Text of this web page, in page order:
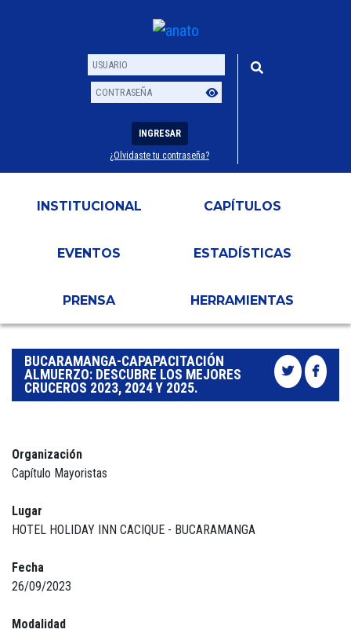
Usuario
Contraseña
INGRESAR
¿Olvidaste tu contraseña?
INSTITUCIONAL CAPÍTULOS
EVENTOS ESTADÍSTICAS
PRENSA HERRAMIENTAS
BUCARAMANGA-CAPAPACITACIÓN
ALMUERZO: DESCUBRE LOS MEJORES
CRUCEROS 2023, 2024 Y 2025.
Organización
Capítulo Mayoristas
Lugar
HOTEL HOLIDAY INN CACIQUE - BUCARAMANGA
Fecha
26/09/2023
Modalidad